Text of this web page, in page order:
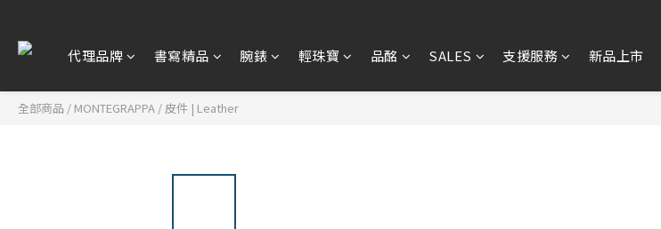
代理品牌 書寫精品 腕錶 輕珠寶 品酩 SALES 支援服務 新品上市
全部商品 / MONTEGRAPPA / 皮件 | Leather